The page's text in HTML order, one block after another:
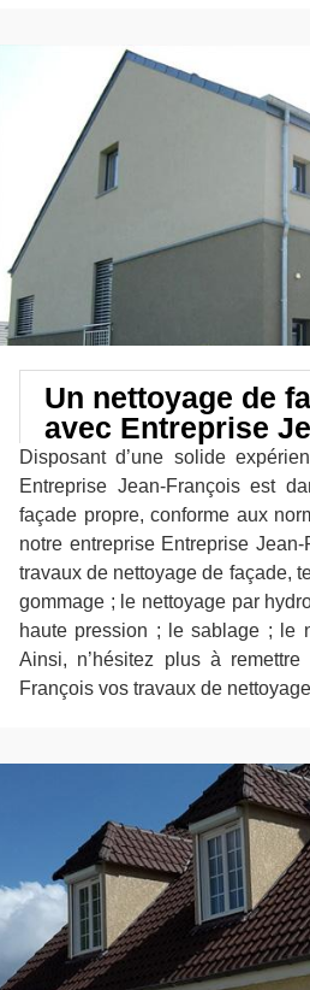
Un nettoyage de
avec Entreprise
Disposant d’une solide
Entreprise Jean-François est
façade propre, conforme aux
notre entreprise Entreprise
travaux de nettoyage de façade,
gommage ; le nettoyage par
haute pression ; le sablage ; le
Ainsi, n’hésitez plus à
François vos travaux de